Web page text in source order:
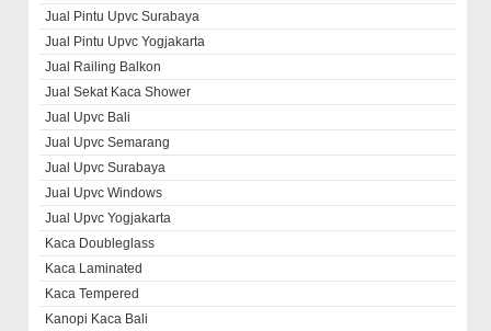
Jual Pintu Upvc Surabaya
Jual Pintu Upvc Yogjakarta
Jual Railing Balkon
Jual Sekat Kaca Shower
Jual Upvc Bali
Jual Upvc Semarang
Jual Upvc Surabaya
Jual Upvc Windows
Jual Upvc Yogjakarta
Kaca Doubleglass
Kaca Laminated
Kaca Tempered
Kanopi Kaca Bali